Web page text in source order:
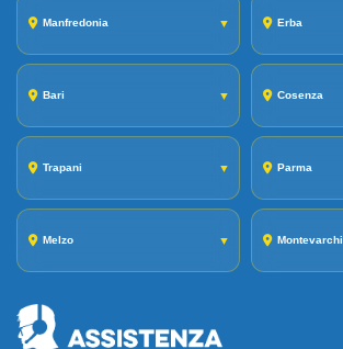
Manfredonia ▼ Erba
Bari ▼ Cosenza
Trapani ▼ Parma
Melzo ▼ Montevarchi